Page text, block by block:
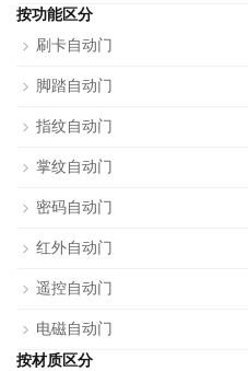
按功能区分
刷卡自动门
脚踏自动门
指纹自动门
掌纹自动门
密码自动门
红外自动门
遥控自动门
电磁自动门
按材质区分